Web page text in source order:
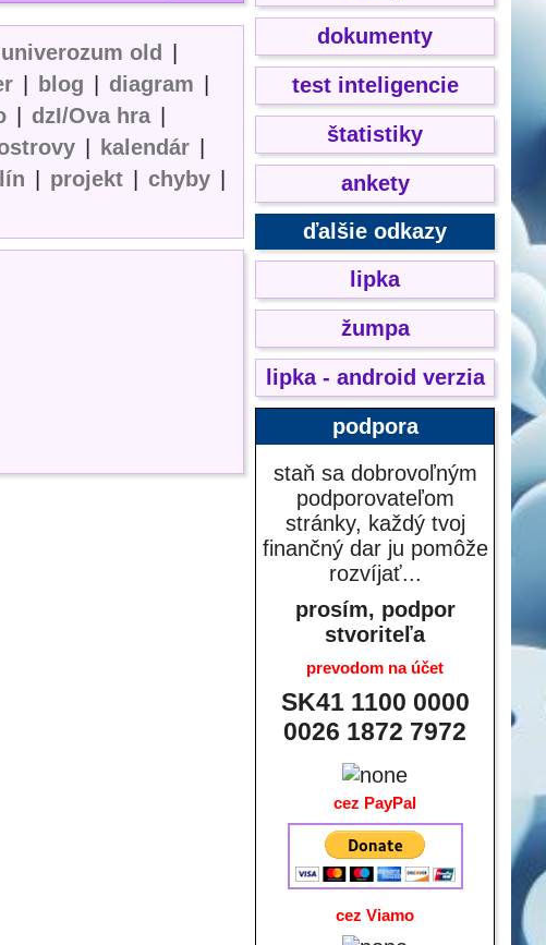
univerozum old
blog diagram
dzI/Ova hra
kalendár
projekt chyby
dokumenty
test inteligencie
štatistiky
ankety
ďalšie odkazy
lipka
žumpa
lipka - android verzia
podpora
staň sa dobrovoľným
podporovateľom
stránky, každý tvoj
finančný dar ju pomôže
rozvíjať...
prosím, podpor
stvoriteľa
prevodom na účet
SK41 1100 0000
0026 1872 7972
cez PayPal
cez Viamo